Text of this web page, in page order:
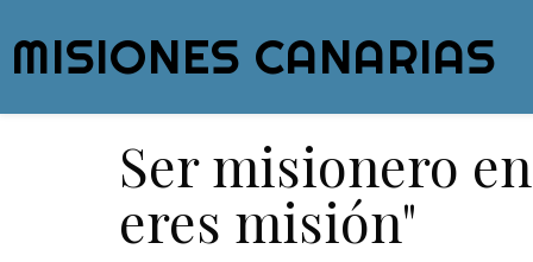
MISIONES CANARIAS
Ser misionero
eres misión"